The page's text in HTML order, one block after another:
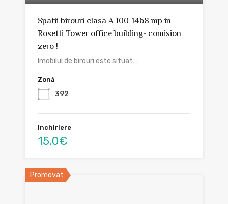
Spatii birouri clasa A 100-1468 mp in
Rosetti Tower office building- comision
zero !
Imobilul de birouri este situat…
Zonă
392
Inchiriere
15.0€
Promovat